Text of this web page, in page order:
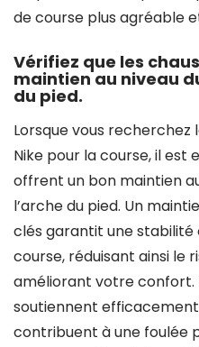
de course plus agréable
Vérifiez que les
maintien au niveau
du pied.
Lorsque vous recherchez
Nike pour la course, il est
offrent un bon maintien
l’arche du pied. Un
clés garantit une
course, réduisant ainsi le
améliorant votre confort.
soutiennent
contribuent à une foulée